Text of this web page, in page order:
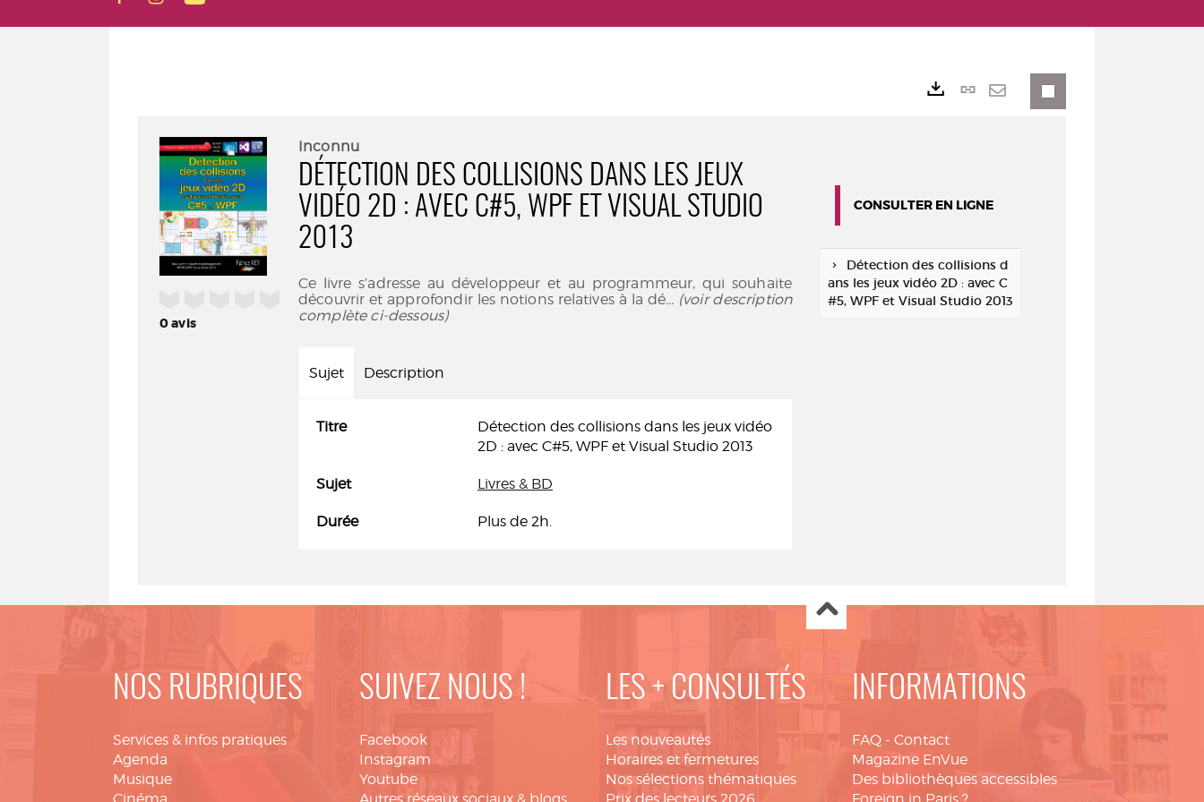
0avis
Inconnu
DÉTECTION DES COLLISIONS DANS LES JEUX
VIDÉO 2D : AVEC C#5, WPF ET VISUAL STUDIO
2013
Ce livre s’adresse au développeur et au programmeur, qui souhaite
découvrir et approfondir les notions relatives à la dé... (voir description
complète ci-dessous)
Sujet Description
Titre
Détection des collisions dans les jeux vidéo
2D : avec C#5, WPF et Visual Studio 2013
Sujet Livres & BD
Durée Plus de 2h.
Lien
CONSULTER EN LIGNE
Détection des collisions d
ans les jeux vidéo 2D : avec C
#5, WPF et Visual Studio 2013
NOS RUBRIQUES
Services & infos pratiques
Agenda
Musique
SUIVEZ NOUS !
Facebook
Instagram
Youtube
LES + CONSULTÉS
Les nouveautés
Horaires et fermetures
Nos sélections thématiques
INFORMATIONS
FAQ - Contact
Magazine EnVue
Des bibliothèques accessibles